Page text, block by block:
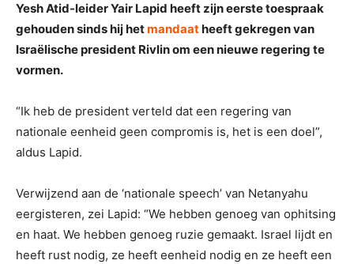
Yesh Atid-leider Yair Lapid heeft zijn eerste toespraak
gehouden sinds hij hetmandaatheeft gekregen van
Israëlische president Rivlin om een nieuwe regering te
vormen.
“Ik heb de president verteld dat een regering van
nationale eenheid geen compromis is, het is een doel”,
aldus Lapid.
Verwijzend aan de ‘nationale speech’ van Netanyahu
eergisteren, zei Lapid: “We hebben genoeg van ophitsing
en haat. We hebben genoeg ruzie gemaakt. Israel lijdt en
heeft rust nodig, ze heeft eenheid nodig en ze heeft een